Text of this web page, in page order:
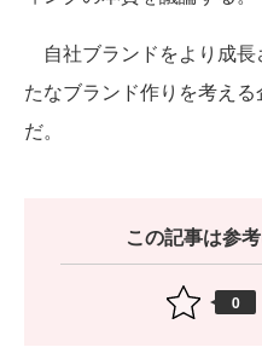
自社ブランドをより成
たなブランド作りを考え
だ。
この記事は参
0